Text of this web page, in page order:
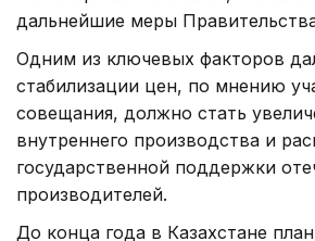
дальнейшие меры
Одним из ключевых факторов
стабилизации цен, по мнению
совещания, должно стать
внутреннего производства и
государственной поддержки
производителей.
До конца года в Казахстане